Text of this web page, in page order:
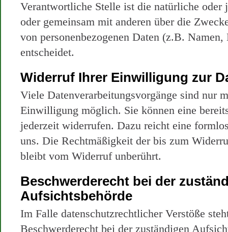
Verantwortliche Stelle ist die natürliche oder
oder gemeinsam mit anderen über die
von personenbezogenen Daten (z.B.
entscheidet.
Widerruf Ihrer Einwilligung zur
Viele Datenverarbeitungsvorgänge sind nur
Einwilligung möglich. Sie können eine
jederzeit widerrufen. Dazu reicht eine
uns. Die Rechtmäßigkeit der bis zum
bleibt vom Widerruf unberührt.
Beschwerderecht bei der
Aufsichtsbehörde
Im Falle datenschutzrechtlicher Verstöße
Beschwerderecht bei der zuständigen